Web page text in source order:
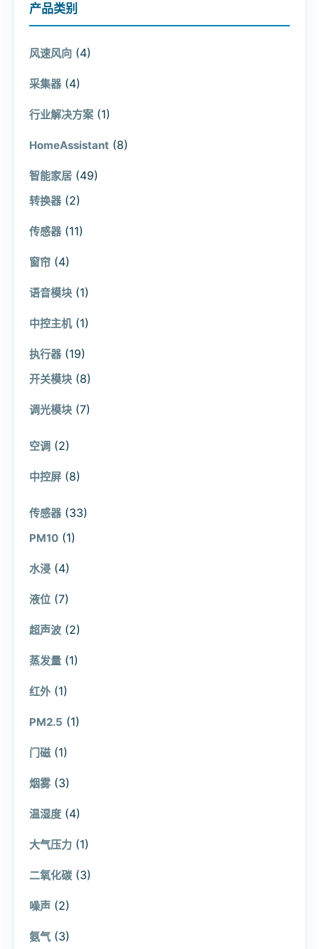
产品类别
风速风向 (4)
采集器 (4)
行业解决方案 (1)
HomeAssistant (8)
智能家居 (49)
转换器 (2)
传感器 (11)
窗帘 (4)
语音模块 (1)
中控主机 (1)
执行器 (19)
开关模块 (8)
调光模块 (7)
空调 (2)
中控屏 (8)
传感器 (33)
PM10 (1)
水浸 (4)
液位 (7)
超声波 (2)
蒸发量 (1)
红外 (1)
PM2.5 (1)
门磁 (1)
烟雾 (3)
温湿度 (4)
大气压力 (1)
二氧化碳 (3)
噪声 (2)
氨气 (3)